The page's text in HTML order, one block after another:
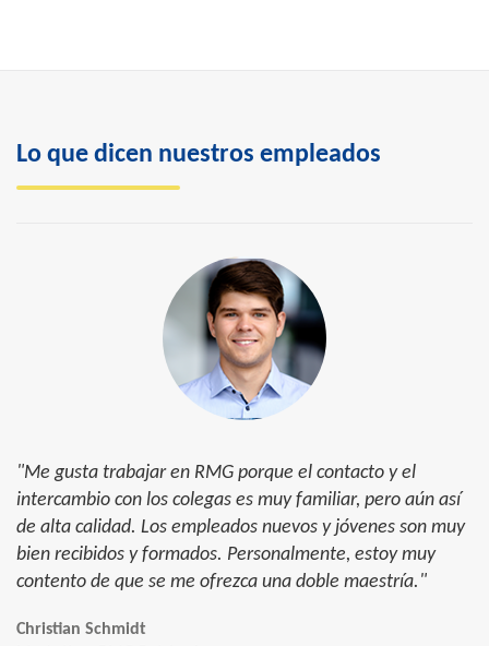
Lo que dicen nuestros empleados
"Me gusta trabajar en RMG porque el contacto y el
intercambio con los colegas es muy familiar, pero aún así
de alta calidad. Los empleados nuevos y jóvenes son muy
bien recibidos y formados. Personalmente, estoy muy
contento de que se me ofrezca una doble maestría."
Christian Schmidt